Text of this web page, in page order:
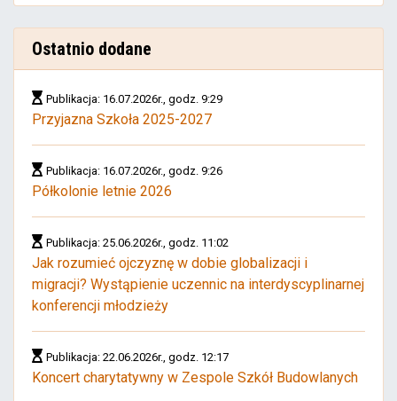
Ostatnio dodane
Publikacja: 16.07.2026r., godz. 9:29
Przyjazna Szkoła 2025-2027
Publikacja: 16.07.2026r., godz. 9:26
Półkolonie letnie 2026
Publikacja: 25.06.2026r., godz. 11:02
Jak rozumieć ojczyznę w dobie globalizacji i
migracji? Wystąpienie uczennic na interdyscyplinarnej
konferencji młodzieży
Publikacja: 22.06.2026r., godz. 12:17
Koncert charytatywny w Zespole Szkół Budowlanych